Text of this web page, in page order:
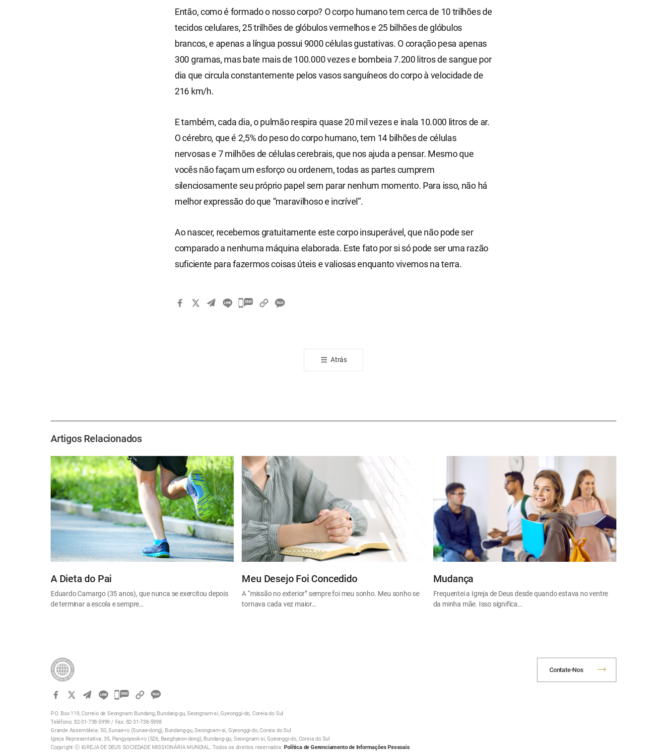
Então, como é formado o nosso corpo? O corpo humano tem cerca de 10 trilhões de
tecidos celulares, 25 trilhões de glóbulos vermelhos e 25 bilhões de glóbulos
brancos, e apenas a língua possui 9000 células gustativas. O coração pesa apenas
300 gramas, mas bate mais de 100.000 vezes e bombeia 7.200 litros de sangue por
dia que circula constantemente pelos vasos sanguíneos do corpo à velocidade de
216 km/h.
E também, cada dia, o pulmão respira quase 20 mil vezes e inala 10.000 litros de ar.
O cérebro, que é 2,5% do peso do corpo humano, tem 14 bilhões de células
nervosas e 7 milhões de células cerebrais, que nos ajuda a pensar. Mesmo que
vocês não façam um esforço ou ordenem, todas as partes cumprem
silenciosamente seu próprio papel sem parar nenhum momento. Para isso, não há
melhor expressão do que “maravilhoso e incrível”.
Ao nascer, recebemos gratuitamente este corpo insuperável, que não pode ser
comparado a nenhuma máquina elaborada. Este fato por si só pode ser uma razão
suficiente para fazermos coisas úteis e valiosas enquanto vivemos na terra.
카
Atrás
Artigos Relacionados
A Dieta do Pai
Eduardo Camargo (35 anos), que nunca se exercitou depois
de terminar a escola e sempre…
Meu Desejo Foi Concedido
A “missão no exterior” sempre foi meu sonho. Meu sonho se
tornava cada vez maior…
Mudança
Frequentei a Igreja de Deus desde quando estava no ventre
da minha mãe. Isso significa…
카
오
톡
공
P.O. Box 119, Correio de Seongnam Bundang, Bundang-gu, Seongnam-si, Gyeonggi-do, Coreia do Sul
Teléfono: 82-31-738-5999 / Fax: 82-31-738-5998
Grande Assembleia: 50, Sunae-ro (Sunae-dong), Bundang-gu, Seongnam-si, Gyeonggi-do, Coreia do Sul
Igreja Representativa: 35, Pangyoyeok-ro (526, Baeghyeon-dong), Bundang-gu, Seongnam-si, Gyeonggi-do, Coreia do Sul
Copyright ⓒ IGREJA DE DEUS SOCIEDADE MISSIONÁRIA MUNDIAL. Todos os direitos reservados. Política de Gerenciamento de Informações Pessoais
Contate-Nos